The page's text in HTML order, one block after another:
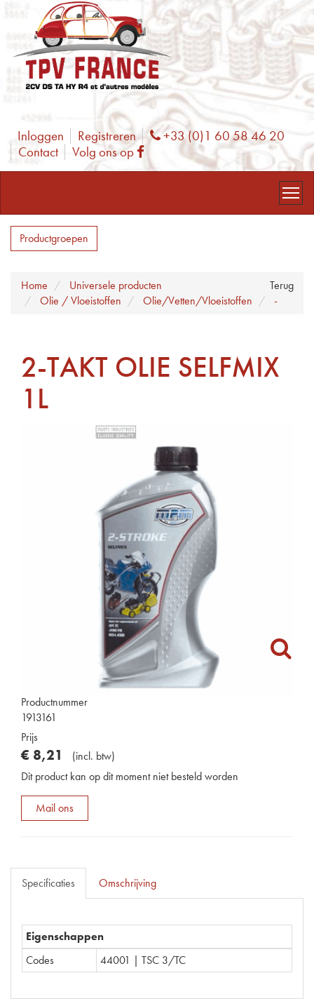
Inloggen Registreren Phone
+33 (0)1 60 58 46 20
Contact
Volg ons op Facebook
Productgroepen
Terug
Home
Universele producten
Olie / Vloeistoffen
Olie/Vetten/Vloeistoffen -
2-TAKT OLIE SELFMIX
1L
Productnummer
1913161
Prijs
€ 8,21 (incl. btw)
Dit product kan op dit moment niet besteld worden
Mail ons
Specificaties Omschrijving
Eigenschappen
Codes
44001 | TSC 3/TC